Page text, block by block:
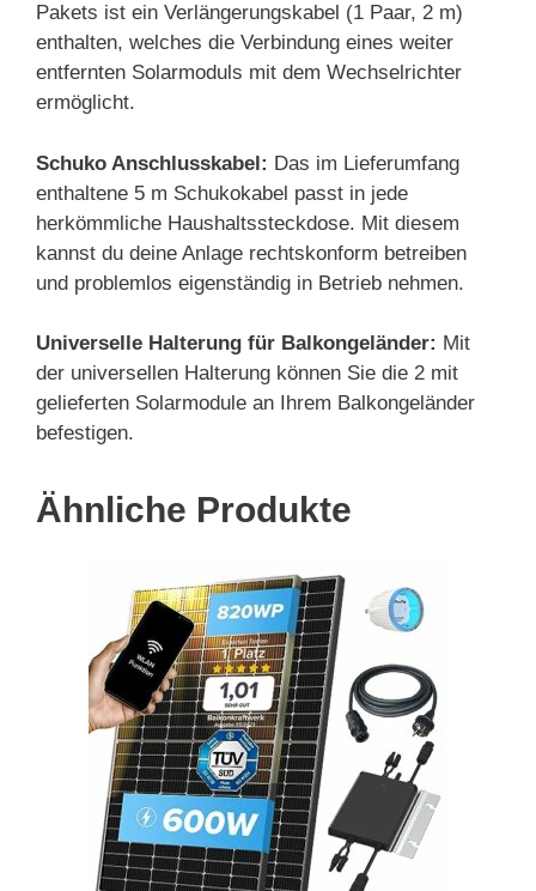
Pakets ist ein Verlängerungskabel (1 Paar, 2 m)
enthalten, welches die Verbindung eines weiter
entfernten Solarmoduls mit dem Wechselrichter
ermöglicht.
Schuko Anschlusskabel: Das im Lieferumfang
enthaltene 5 m Schukokabel passt in jede
herkömmliche Haushaltssteckdose. Mit diesem
kannst du deine Anlage rechtskonform betreiben
und problemlos eigenständig in Betrieb nehmen.
Universelle Halterung für Balkongeländer: Mit
der universellen Halterung können Sie die 2 mit
gelieferten Solarmodule an Ihrem Balkongeländer
befestigen.
Ähnliche Produkte